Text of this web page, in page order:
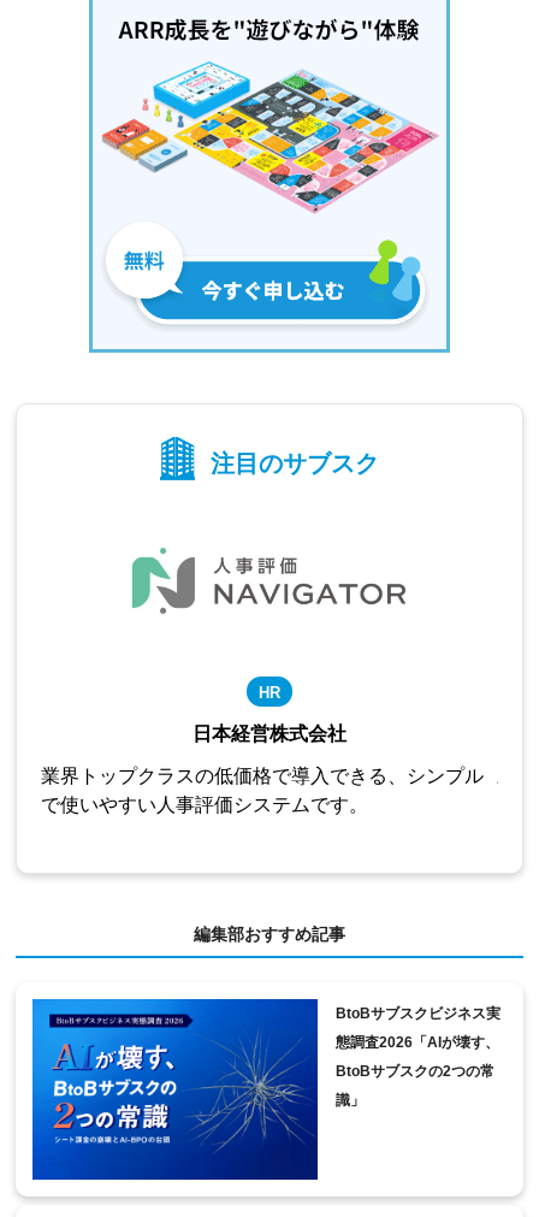
注目のサブスク
HR
日本経営株式会社
業界トップクラスの低価格で導入できる、シンプル
で使いやすい人事評価システムです。
編集部おすすめ記事
BtoBサブスクビジネス実
態調査2026「AIが壊す、
BtoBサブスクの2つの常
識」